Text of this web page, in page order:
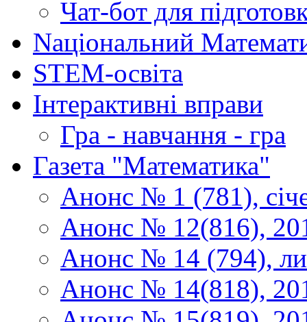
Чат-бот для
Naціональний
STEM-освіта
Інтерактивні вправи
Гра - навчання - гра
Газета "Математика"
Анонс № 1 (781),
Анонс № 12(816),
Анонс № 14 (794),
Анонс № 14(818),